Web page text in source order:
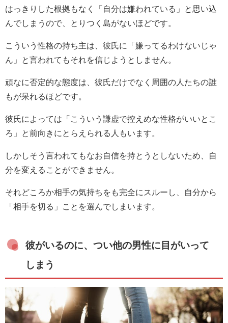
はっきりした根拠もなく「自分は嫌われている」と思い込
んでしまうので、とりつく島がないほどです。
こういう性格の持ち主は、彼氏に「嫌ってるわけないじゃ
ん」と言われてもそれを信じようとしません。
頑なに否定的な態度は、彼氏だけでなく周囲の人たちの誰
もが呆れるほどです。
彼氏によっては「こういう謙虚で控えめな性格がいいとこ
ろ」と前向きにとらえられる人もいます。
しかしそう言われてもなお自信を持とうとしないため、自
分を変えることができません。
それどころか相手の気持ちをも完全にスルーし、自分から
「相手を切る」ことを選んでしまいます。
彼がいるのに、つい他の男性に目がいって
しまう